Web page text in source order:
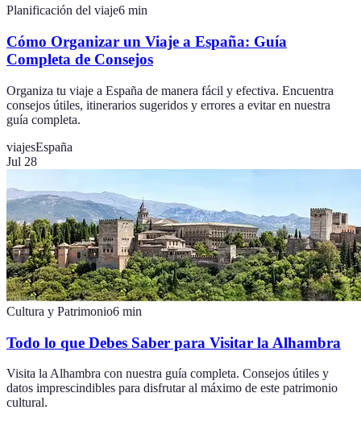
Planificación del viaje6 min
Cómo Organizar un Viaje a España: Guía
Completa de Consejos
Organiza tu viaje a España de manera fácil y efectiva. Encuentra
consejos útiles, itinerarios sugeridos y errores a evitar en nuestra
guía completa.
viajesEspaña
Jul 28
Cultura y Patrimonio6 min
Todo lo que Debes Saber para Visitar la Alhambra
Visita la Alhambra con nuestra guía completa. Consejos útiles y
datos imprescindibles para disfrutar al máximo de este patrimonio
cultural.